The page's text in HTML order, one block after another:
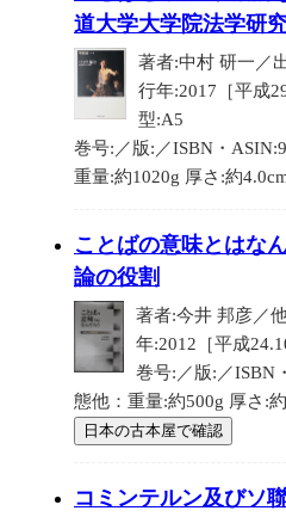
道大学大学院法学研
著者:中村 研一／
行年:2017［平成
型:A5
巻号:／版:／ISBN・
重量:約1020g 厚さ:約
ことばの意味とはな
論の役割
著者:今井 邦彦／
年:2012［平成
巻号:／版:／ISBN
態他：重量:約500g 厚さ:
日本の古本屋で確認
コミンテルン及びソ